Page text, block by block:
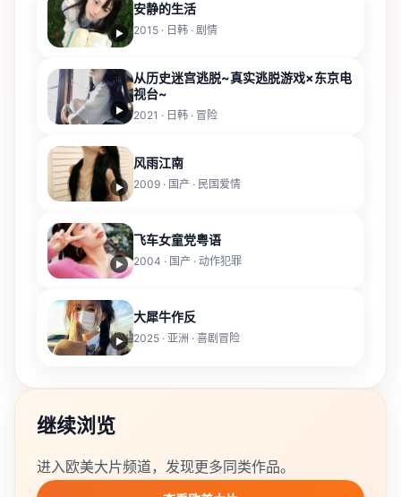
▶
安静的生活
2015 · 日韩 · 剧情
▶
从历史迷宫逃脱~真实逃脱游戏×东京电
视台~
2021 · 日韩 · 冒险
▶
风雨江南
2009 · 国产 · 民国爱情
▶
飞车女童党粤语
2004 · 国产 · 动作犯罪
▶
大犀牛作反
2025 · 亚洲 · 喜剧冒险
继续浏览
进入欧美大片频道，发现更多同类作品。